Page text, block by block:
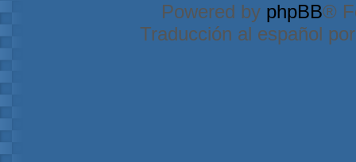
Powered by phpBB®
Traducción al español